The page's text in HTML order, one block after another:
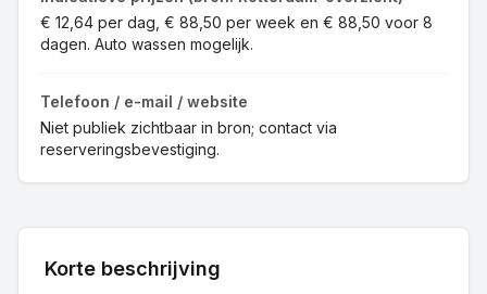
€ 12,64 per dag, € 88,50 per week en € 88,50 voor 8
dagen. Auto wassen mogelijk.
Telefoon / e-mail / website
Niet publiek zichtbaar in bron; contact via
reserveringsbevestiging.
Korte beschrijving